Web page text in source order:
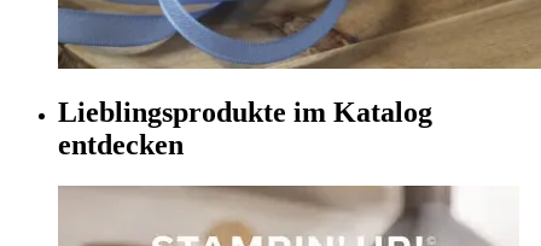
Lieblingsprodukte im Katalog
entdecken